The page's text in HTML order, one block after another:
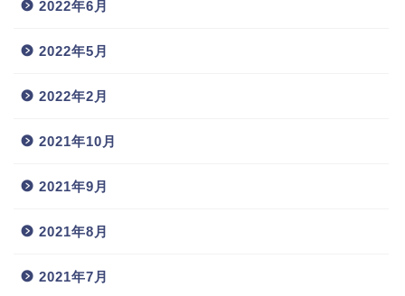
2022年6月
2022年5月
2022年2月
2021年10月
2021年9月
2021年8月
2021年7月